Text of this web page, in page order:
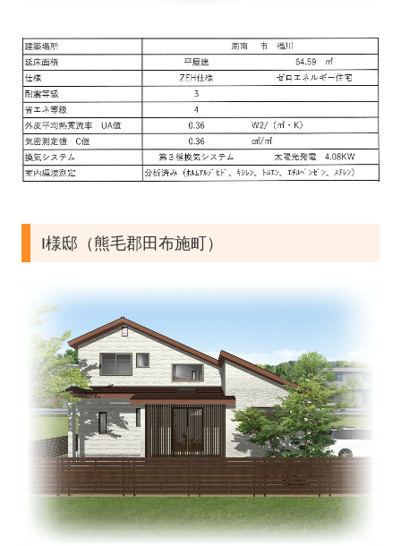
ただいま建築中
平屋建て
二階建て
長期優良住宅
医療・商業・公共施設・エクステリア施工例
スタッフ紹介
不動産情報
補助金について
ふるさと散歩道
里山ウォーキング
リンク集
I様邸（熊毛郡田布施町）